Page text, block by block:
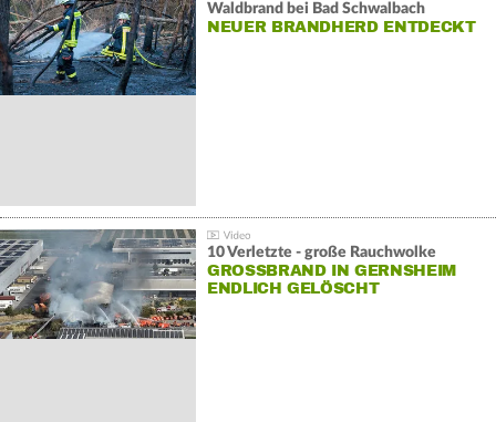
Waldbrand bei Bad Schwalbach
NEUER BRANDHERD ENTDECKT
10 Verletzte - große Rauchwolke
GROSSBRAND IN GERNSHEIM E
NDLICH GELÖSCHT